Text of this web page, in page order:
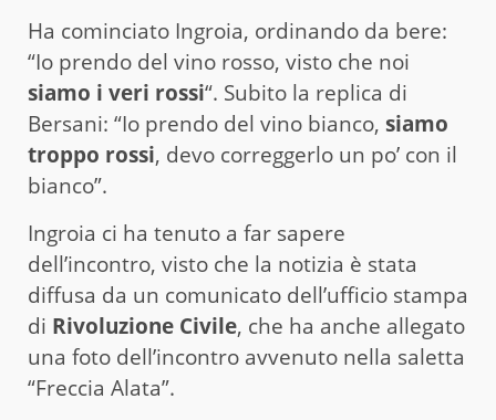
Ha cominciato Ingroia, ordinando da bere:
“Io prendo del vino rosso, visto che noi
siamo i veri rossi“. Subito la replica di
Bersani: “Io prendo del vino bianco, siamo
troppo rossi, devo correggerlo un po’ con il
bianco”.
Ingroia ci ha tenuto a far sapere
dell’incontro, visto che la notizia è stata
diffusa da un comunicato dell’ufficio stampa
di Rivoluzione Civile, che ha anche allegato
una foto dell’incontro avvenuto nella saletta
“Freccia Alata”.